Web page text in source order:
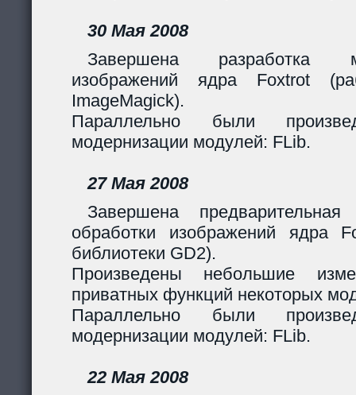
30 Мая 2008
Завершена разработка
изображений ядра Foxtrot
ImageMagick).
Параллельно были
модернизации модулей: FLib.
27 Мая 2008
Завершена
обработки изображений ядра
библиотеки GD2).
Произведены небольшие
приватных функций некоторых
Параллельно были
модернизации модулей: FLib.
22 Мая 2008